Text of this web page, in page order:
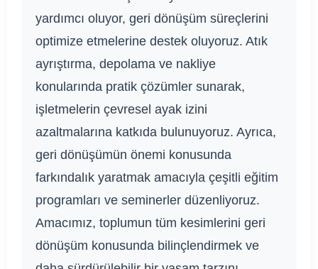
yardımcı oluyor, geri dönüşüm süreçlerini
optimize etmelerine destek oluyoruz. Atık
ayrıştırma, depolama ve nakliye
konularında pratik çözümler sunarak,
işletmelerin çevresel ayak izini
azaltmalarına katkıda bulunuyoruz. Ayrıca,
geri dönüşümün önemi konusunda
farkındalık yaratmak amacıyla çeşitli eğitim
programları ve seminerler düzenliyoruz.
Amacımız, toplumun tüm kesimlerini geri
dönüşüm konusunda bilinçlendirmek ve